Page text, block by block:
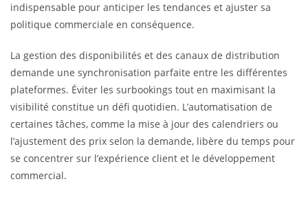
indispensable pour anticiper les tendances et ajuster sa
politique commerciale en conséquence.
La gestion des disponibilités et des canaux de distribution
demande une synchronisation parfaite entre les différentes
plateformes. Éviter les surbookings tout en maximisant la
visibilité constitue un défi quotidien. L’automatisation de
certaines tâches, comme la mise à jour des calendriers ou
l’ajustement des prix selon la demande, libère du temps pour
se concentrer sur l’expérience client et le développement
commercial.